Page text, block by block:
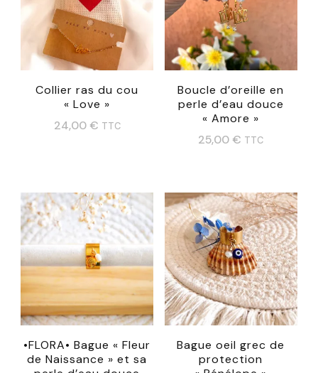
choisies
sur
la
du
produit
Collier ras du cou
« Love »
24,00 € TTC
a
plusieurs
variations.
Les
options
peuvent
choisies
Boucle d’oreille en
perle d’eau douce
« Amore »
25,00 € TTC
•FLORA• Bague « Fleur
de Naissance » et sa
Bague oeil grec de
protection